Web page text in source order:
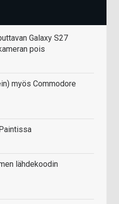
Galaxy S27
pois
myös Commodore
lähdekoodin